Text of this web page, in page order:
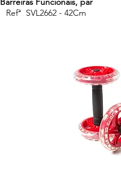
Refª SVL2662 - 42Cm